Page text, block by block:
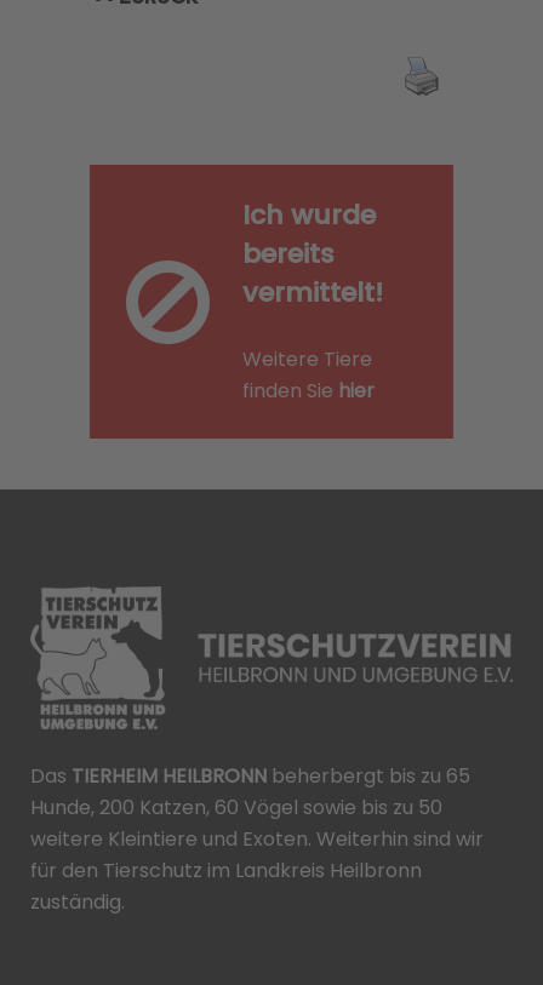
Ich wurde
bereits
vermittelt!
Weitere Tiere
finden Sie hier
Das TIERHEIM HEILBRONN beherbergt bis zu 65
Hunde, 200 Katzen, 60 Vögel sowie bis zu 50
weitere Kleintiere und Exoten. Weiterhin sind wir
für den Tierschutz im Landkreis Heilbronn
zuständig.